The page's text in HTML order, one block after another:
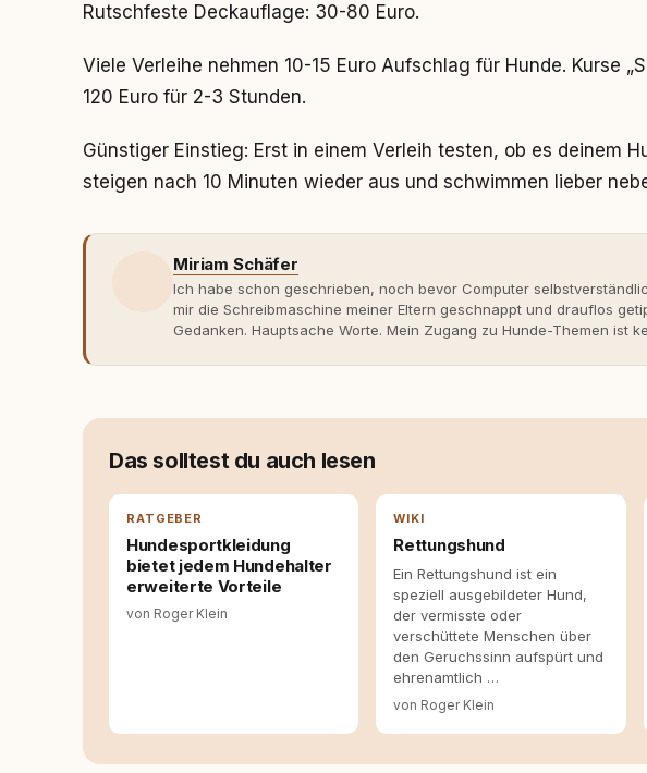
Rutschfeste Deckauflage: 30-80 Euro.
Viele Verleihe nehmen 10-15 Euro Aufschlag für Hunde. Kurse
120 Euro für 2-3 Stunden.
Günstiger Einstieg: Erst in einem Verleih testen, ob es deinem
steigen nach 10 Minuten wieder aus und schwimmen lieber
Miriam Schäfer
Ich habe schon geschrieben, noch bevor Computer
mir die Schreibmaschine meiner Eltern geschnappt und drauflos
Gedanken. Hauptsache Worte. Mein Zugang zu Hunde-Themen ist
dank Roger - erlebt habe, wie verantwortungsvoll und bewusst
betreue die Social-Media-Kanäle. Mein Blick richtet sich dabei immer
dass sie verständlich, fundiert und für unsere Leser wirklich
allein nicht ausreichen. Gute Entscheidungen entstehen dort, wo
Bereitschaft zum Hinterfragen zusammenkommen. Mit meinen
Das solltest du auch lesen
RATGEBER
Hundesportkleidung
bietet jedem Hundehalter
erweiterte Vorteile
von Roger Klein
WIKI
Rettungshund
Ein Rettungshund ist ein
speziell ausgebildeter Hund,
der vermisste oder
verschüttete Menschen über
den Geruchssinn aufspürt und
ehrenamtlich …
von Roger Klein